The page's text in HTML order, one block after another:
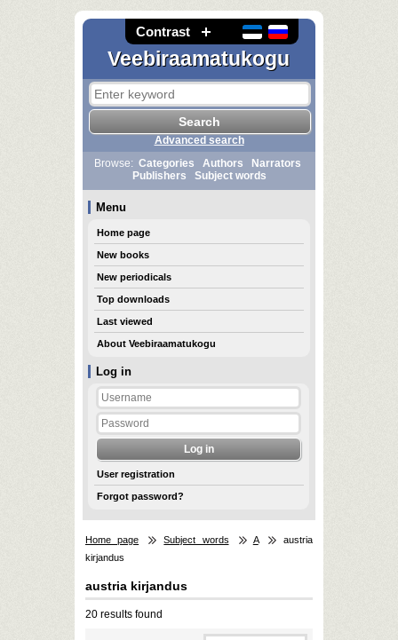
Contrast
Veebiraamatukogu
Log in
User registration
Forgot password?
Advanced search
Browse: Categories Authors
Narrators
Publishers
Subject words
Menu
Home page
New books
New periodicals
Top downloads
Last viewed
About Veebiraamatukogu
Home page Subject words A
austria
kirjandus
austria kirjandus
20 results found